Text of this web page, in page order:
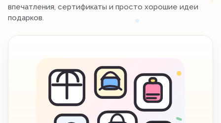
впечатления, сертификаты и просто хорошие идеи
подарков.